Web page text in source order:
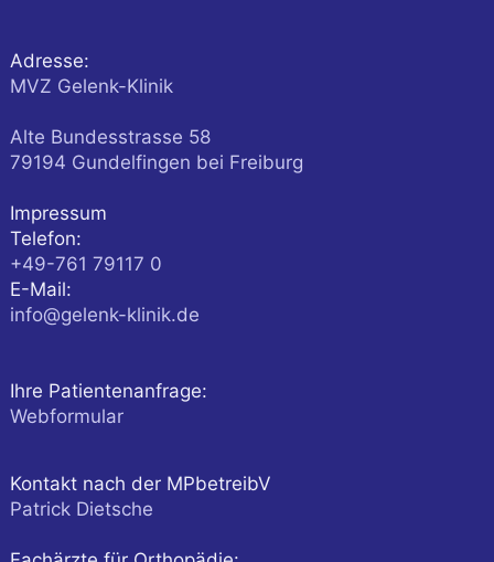
Adresse:
MVZ Gelenk-Klinik
Alte Bundesstrasse 58
79194 Gundelfingen bei Freiburg
Impressum
Telefon:
+49-761 79117 0
E-Mail:
info@gelenk-klinik.de
Ihre Patientenanfrage:
Webformular
Kontakt nach der MPbetreibV
Patrick Dietsche